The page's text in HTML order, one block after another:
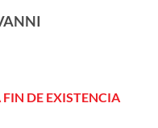
DE EXISTENCIA